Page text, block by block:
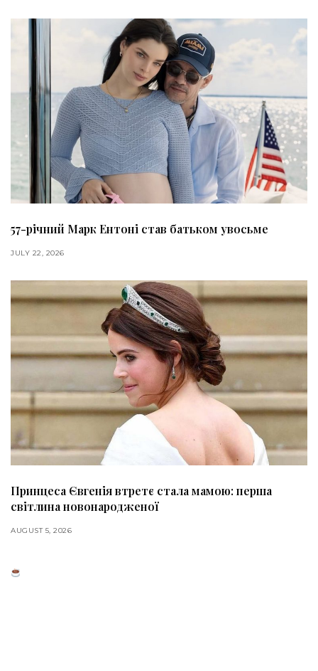
57-річний Марк Ентоні став батьком увосьме
JULY 22, 2026
Принцеса Євгенія втретє стала мамою: перша
світлина новонародженої
AUGUST 5, 2026